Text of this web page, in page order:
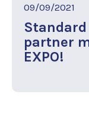
09/09/2021
partner
EXPO!